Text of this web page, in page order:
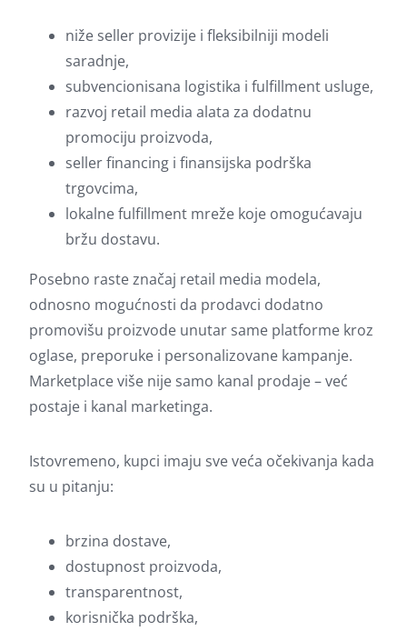
niže seller provizije i fleksibilniji modeli
saradnje,
subvencionisana logistika i fulfillment usluge,
razvoj retail media alata za dodatnu
promociju proizvoda,
seller financing i finansijska podrška
trgovcima,
lokalne fulfillment mreže koje omogućavaju
bržu dostavu.
Posebno raste značaj retail media modela,
odnosno mogućnosti da prodavci dodatno
promovišu proizvode unutar same platforme kroz
oglase, preporuke i personalizovane kampanje.
Marketplace više nije samo kanal prodaje – već
postaje i kanal marketinga.
Istovremeno, kupci imaju sve veća očekivanja kada
su u pitanju:
brzina dostave,
dostupnost proizvoda,
transparentnost,
korisnička podrška,